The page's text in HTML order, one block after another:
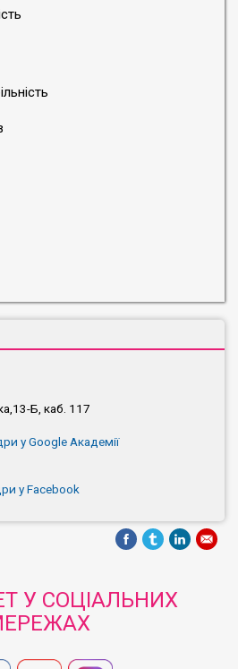
Б, каб. 117
у Google Академії
у Facebook
У СОЦІАЛЬНИХ